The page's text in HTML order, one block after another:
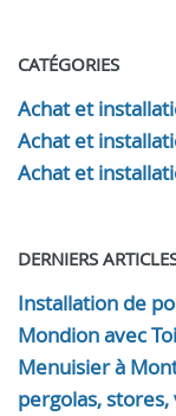
CATÉGORIES
Achat et
Achat et
Achat et
DERNIERS
Installation de
Mondion avec
Menuisier à
pergolas, stores,